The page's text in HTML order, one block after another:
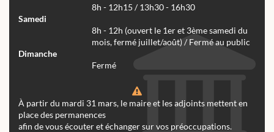
8h - 12h15 / 13h30 - 16h30
Samedi
8h - 12h (ouvert le 1er et 3ème samedi du
mois, fermé juillet/août) / Fermé au public
Dimanche
Fermé
À partir du mardi 31 mars, le maire et les adjoints mettent en
place des permanences
afin de vous écouter et échanger sur vos préoccupations.